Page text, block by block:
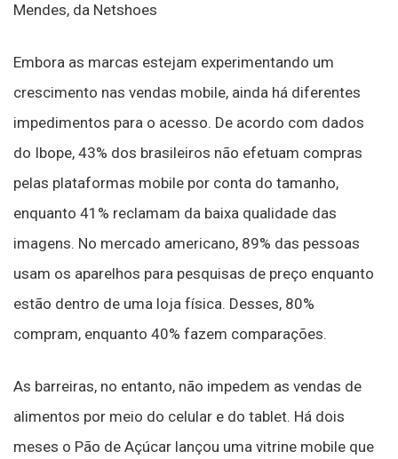
Mendes, da Netshoes
Embora as marcas estejam experimentando um
crescimento nas vendas mobile, ainda há diferentes
impedimentos para o acesso. De acordo com dados
do Ibope, 43% dos brasileiros não efetuam compras
pelas plataformas mobile por conta do tamanho,
enquanto 41% reclamam da baixa qualidade das
imagens. No mercado americano, 89% das pessoas
usam os aparelhos para pesquisas de preço enquanto
estão dentro de uma loja física. Desses, 80%
compram, enquanto 40% fazem comparações.
As barreiras, no entanto, não impedem as vendas de
alimentos por meio do celular e do tablet. Há dois
meses o Pão de Açúcar lançou uma vitrine mobile que